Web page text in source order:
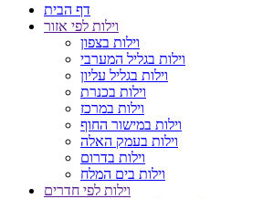
דף הבית
וילות לפי אזור
וילות בצפון
וילות בגליל המערבי
וילות בגליל עליון
וילות בכנרת
וילות במרכז
וילות במישור החוף
וילות בעמק האלה
וילות בדרום
וילות בים המלח
וילות לפי חדרים